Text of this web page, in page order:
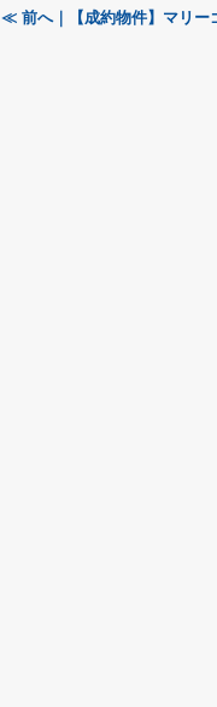
≪ 前へ｜【成約物件】マリー